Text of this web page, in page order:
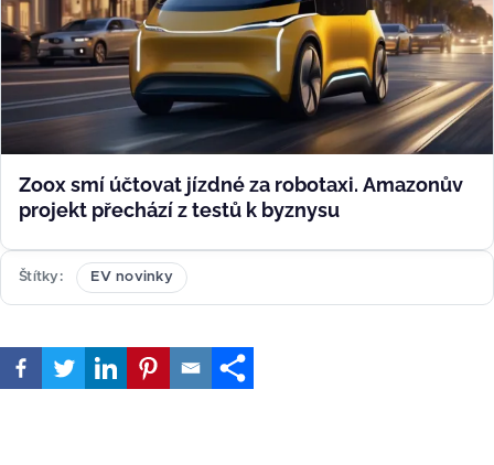
Zoox smí účtovat jízdné za robotaxi. Amazonův
projekt přechází z testů k byznysu
Štítky EV novinky